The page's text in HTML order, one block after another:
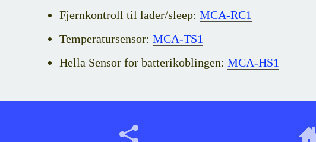
Fjernkontroll til lader/sleep: MCA-RC1
Temperatursensor: MCA-TS1
Hella Sensor for batterikoblingen: MCA-HS1